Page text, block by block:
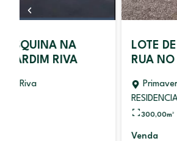
LOTE DE AVENIDA COM
RUA NO BURITIS I
RESIDENCIAL BURITIS PRIMAVERA